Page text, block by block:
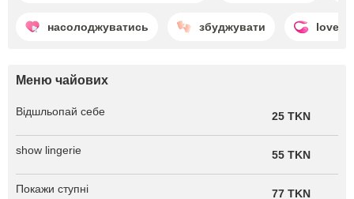
насолоджуватись збуджувати
Меню чайових
Відшльопай себе 25 TKN
show lingerie 55 TKN
Покажи ступні 77 TKN